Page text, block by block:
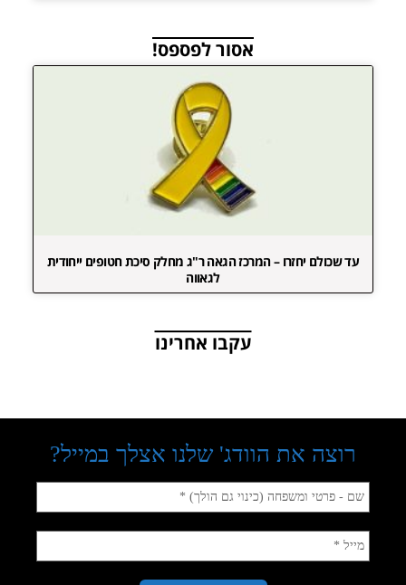
אסור לפספס!
עד שכולם יחזרו – המרכז הגאה ר"ג מחלק סיכת חטופים ייחודית
לגאווה
עקבו אחרינו